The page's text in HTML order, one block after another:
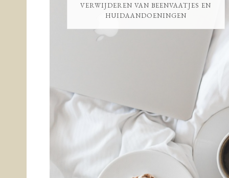
VERWIJDEREN VAN BEENVAATJES EN
HUIDAANDOENINGEN